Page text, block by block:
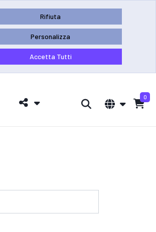
Rifiuta
Personalizza
Accetta Tutti
0